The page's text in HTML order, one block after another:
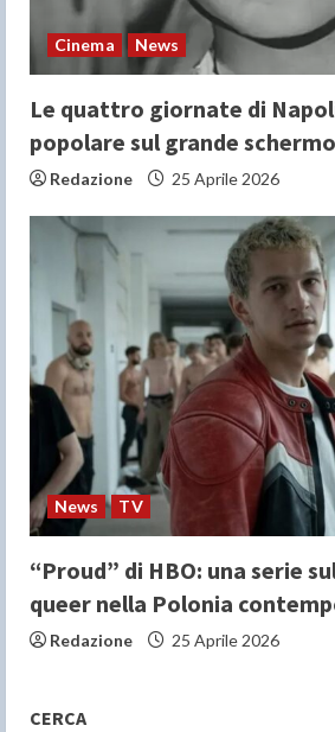
Cinema News
Le quattro giornate di
popolare sul grande schermo
Redazione 25 Aprile 2026
News TV
“Proud” di HBO: una serie
queer nella Polonia
Redazione 25 Aprile 2026
CERCA